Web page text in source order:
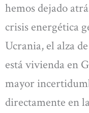
hemos dejado
crisis energética
Ucrania, el alza
está vivienda en
mayor
directamente en